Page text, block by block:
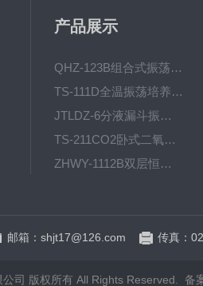
产品展示
QHZ-123B组合式振荡培养箱
TS-111D全温振荡培养摇床
JTLDZ-6分液漏斗振荡器
TS-211CO2卧式二氧化碳光照恒温摇床
ZHWY-1112B双层恒温培养摇床
邮箱：shjt17@126.com 传真：
司 版权所有 All Rights Reserved. 备